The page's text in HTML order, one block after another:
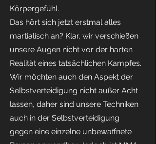
Körpergefühl.
Das hört sich jetzt erstmal alles
martialisch an? Klar, wir verschießen
unsere Augen nicht vor der harten
Realität eines tatsächlichen Kampfes.
Wir möchten auch den Aspekt der
Selbstverteidigung nicht außer Acht
lassen, daher sind unsere Techniken
auch in der Selbstverteidigung
gegen eine einzelne unbewaffnete